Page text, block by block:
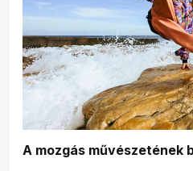
A mozgás művészetének